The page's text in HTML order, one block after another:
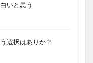
いと思う
選択はありか？